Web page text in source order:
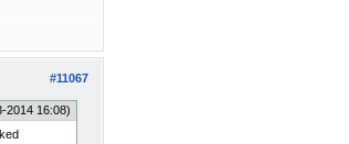
#11067
2014 16:08)